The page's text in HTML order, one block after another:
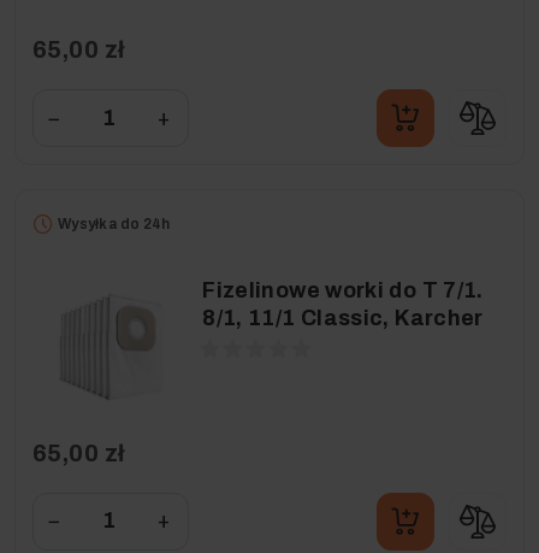
65,00 zł
− +
Wysyłka do 24h
Fizelinowe worki do T 7/1.
8/1, 11/1 Classic, Karcher
65,00 zł
− +